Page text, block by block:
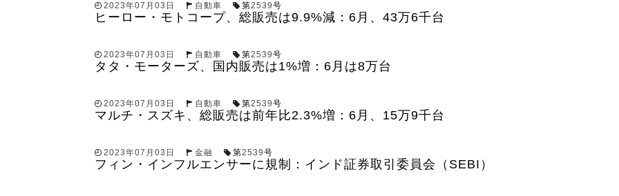
2023年07月03日 自動車 第2539号
ヒーロー・モトコープ、総販売は9.9%減：6月、43万6千台
2023年07月03日 自動車 第2539号
タタ・モーターズ、国内販売は1%増：6月は8万台
2023年07月03日 自動車 第2539号
マルチ・スズキ、総販売は前年比2.3%増：6月、15万9千台
2023年07月03日 金融 第2539号
フィン・インフルエンサーに規制：インド証券取引委員会（SEBI）